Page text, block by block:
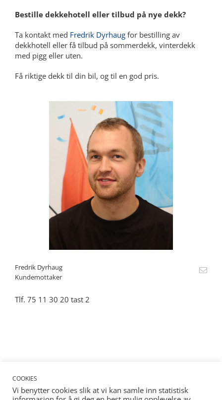
Bestille dekkehotell eller tilbud på nye dekk?
Ta kontakt med Fredrik Dyrhaug for bestilling av
dekkhotell eller få tilbud på sommerdekk, vinterdekk
med pigg eller uten.
Få riktige dekk til din bil, og til en god pris.
Fredrik Dyrhaug
Kundemottaker
Tlf. 75 11 30 20 tast 2
COOKIES
Vi benytter cookies slik at vi kan samle inn statistisk